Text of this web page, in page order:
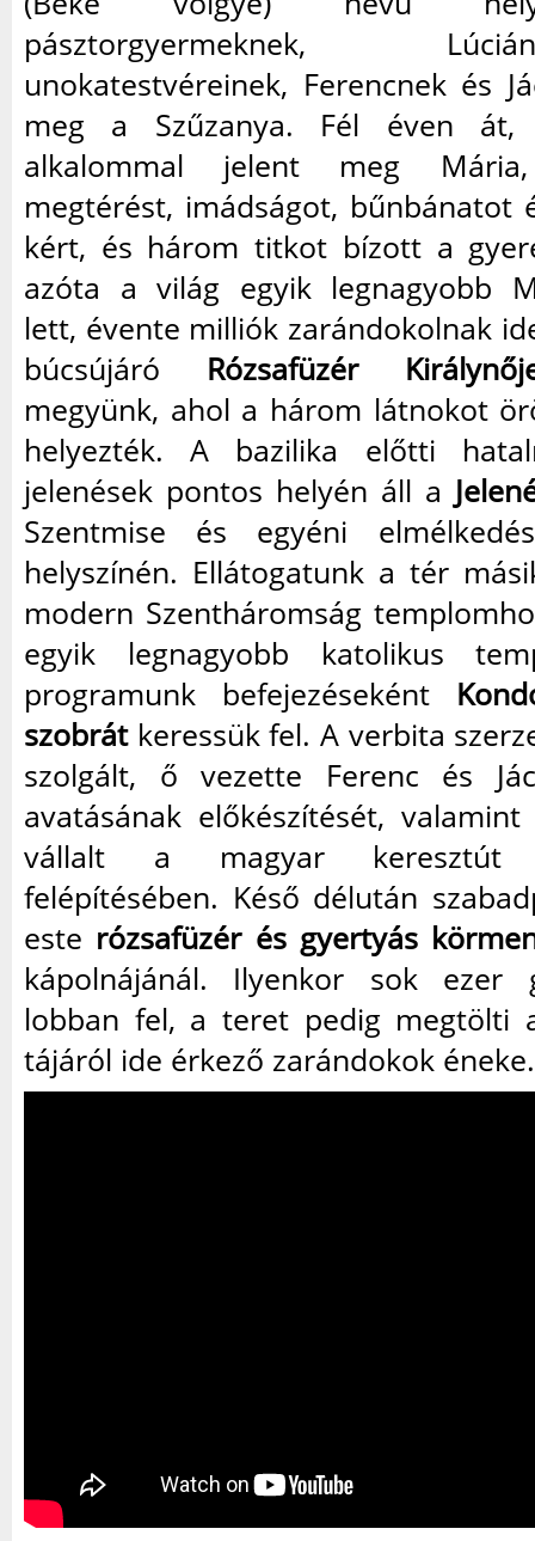
pásztorgyermeknek,
unokatestvéreinek, Ferencnek és
meg a Szűzanya. Fél éven át,
alkalommal jelent meg
megtérést, imádságot, bűnbánatot
kért, és három titkot bízott a
azóta a világ egyik legnagyobb
lett, évente milliók zarándokolnak
búcsújáró Rózsafüzér
megyünk, ahol a három látnokot
helyezték. A bazilika előtti
jelenések pontos helyén áll a
Szentmise és egyéni
helyszínén. Ellátogatunk a tér
modern Szentháromság
egyik legnagyobb katolikus
programunk befejezéseként
szobrátkeressük fel. A verbita
szolgált, ő vezette Ferenc és
avatásának előkészítését,
vállalt a magyar keresztút
felépítésében. Késő délután
este rózsafüzér és gyertyás
kápolnájánál. Ilyenkor sok ezer
lobban fel, a teret pedig megtölti
tájáról ide érkező zarándokok éneke.